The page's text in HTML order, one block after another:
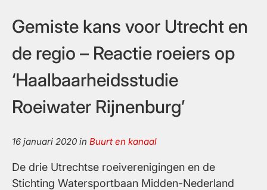
kanaal
blijven
Gemiste kans voor Utrecht en
de regio – Reactie roeiers op
‘Haalbaarheidsstudie
Roeiwater Rijnenburg’
16 januari 2020 in Buurt en kanaal
De drie Utrechtse roeiverenigingen en de
Stichting Watersportbaan Midden-Nederland